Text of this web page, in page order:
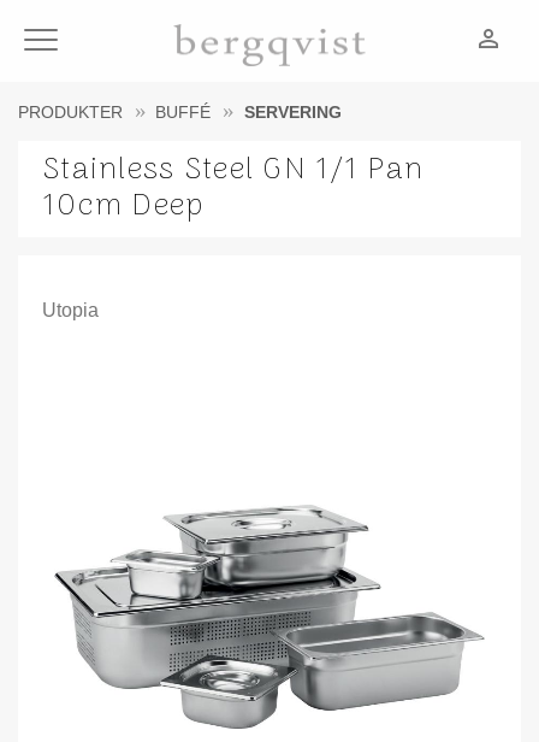
Meny person_outline
PRODUKTER BUFFÉ SERVERING
Stainless Steel GN 1/1 Pan
10cm Deep
Utopia